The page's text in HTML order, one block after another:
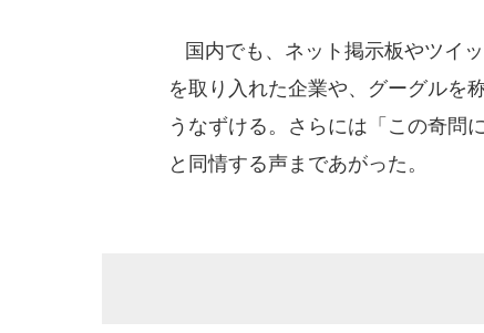
国内でも、ネット掲示板やツイ
を取り入れた企業や、グーグルを
うなずける。さらには「この奇問
と同情する声まであがった。